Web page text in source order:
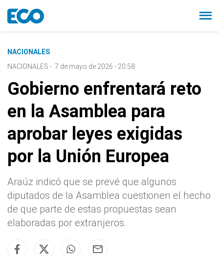
NACIONALES
NACIONALES - 7 de mayo de 2026 - 20:58
Gobierno enfrentará reto
en la Asamblea para
aprobar leyes exigidas
por la Unión Europea
Araúz indicó que se prevé que algunos
diputados de la Asamblea cuestionen el hecho
de que parte de estas propuestas sean
elaboradas por extranjeros.